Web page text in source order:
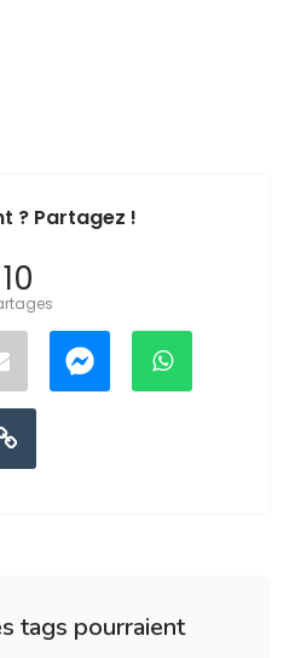
? Partagez !
10
tags pourraient